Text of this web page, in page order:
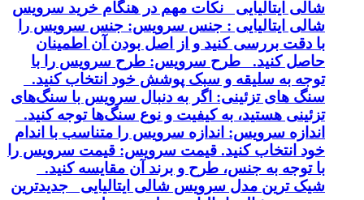
شالی ایتالیایی نکات مهم در هنگام خرید سرویس
شالی ایتالیایی : جنس سرویس: جنس سرویس را
با دقت بررسی کنید و از اصل بودن آن اطمینان
حاصل کنید. طرح سرویس: طرح سرویس را با
توجه به سلیقه و سبک پوشش خود انتخاب کنید.
سنگ های تزئینی: اگر به دنبال سرویس با سنگ‌های
تزئینی هستید، به کیفیت و نوع سنگ‌ها توجه کنید.
اندازه سرویس: اندازه سرویس را متناسب با اندام
خود انتخاب کنید. قیمت سرویس: قیمت سرویس را
با توجه به جنس، طرح و برند آن مقایسه کنید.
شیک ترین مدل سرویس شالی ایتالیایی جدیدترین